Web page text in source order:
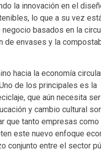
la innovación en el
lo que a su vez
basados en la
de envases y la
hacia la economía
de los principales es la
que aún necesita
y cambio cultural
que tanto empresas como
este nuevo enfoque
conjunto entre el sector